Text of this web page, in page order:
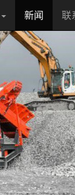
新闻 联